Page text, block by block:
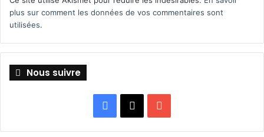
plus sur comment les données de vos commentaires sont
utilisées.
Nous suivre
Facebook
X